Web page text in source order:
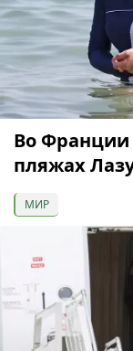
Во
пляжах
МИР